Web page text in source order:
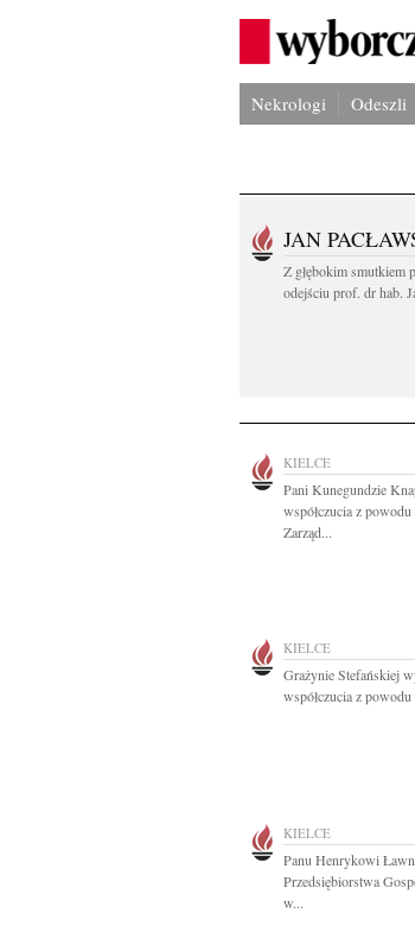
Nekrologi Odeszli
JAN
Z głębokim smutkiem
odejściu prof. dr hab.
KIELCE
Pani Kunegundzie
współczucia z
Zarząd...
KIELCE
Grażynie Stefańskiej
współczucia z powodu
KIELCE
Panu Henrykowi
Przedsiębiorstwa
w...